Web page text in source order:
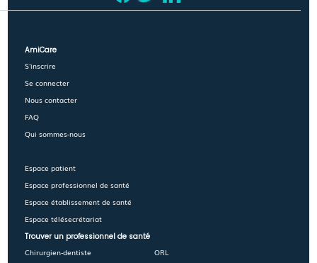
AmiCare
S'inscrire
Se connecter
Nous contacter
FAQ
Qui sommes-nous
Espace patient
Espace professionnel de santé
Espace établissement de santé
Espace télésecrétariat
Trouver un professionnel de santé
Chirurgien-dentiste
ORL